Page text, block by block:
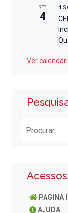
SET
4
4
Ver
PAGINA
AJUDA